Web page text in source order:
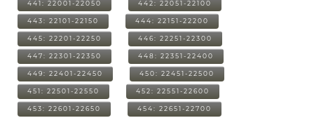
441: 22001-22050 442: 22051-22100
443: 22101-22150 444: 22151-22200
445: 22201-22250 446: 22251-22300
447: 22301-22350 448: 22351-22400
449: 22401-22450 450: 22451-22500
451: 22501-22550 452: 22551-22600
453: 22601-22650 454: 22651-22700